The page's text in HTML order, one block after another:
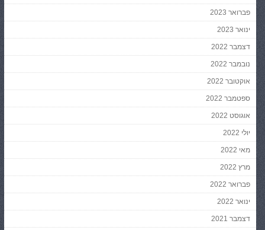
פברואר 2023
ינואר 2023
דצמבר 2022
נובמבר 2022
אוקטובר 2022
ספטמבר 2022
אוגוסט 2022
יולי 2022
מאי 2022
מרץ 2022
פברואר 2022
ינואר 2022
דצמבר 2021